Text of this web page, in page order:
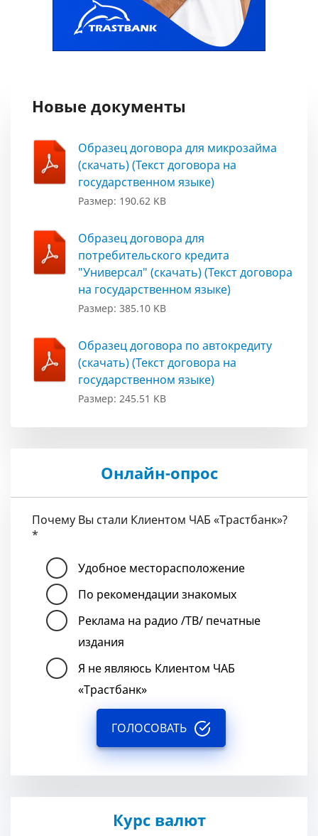
Новые документы
Образец договора для микрозайма
(скачать) (Текст договора на
государственном языке)
Размер: 190.62 KB
Образец договора для
потребительского кредита
"Универсал" (скачать) (Текст договора
на государственном языке)
Размер: 385.10 KB
Образец договора по автокредиту
(скачать) (Текст договора на
государственном языке)
Размер: 245.51 KB
Онлайн-опрос
Почему Вы стали Клиентом ЧАБ «Трастбанк»?
*
Удобное месторасположение
По рекомендации знакомых
Реклама на радио /ТВ/ печатные
издания
Я не являюсь Клиентом ЧАБ
«Трастбанк»
ГОЛОСОВАТЬ
Курс валют